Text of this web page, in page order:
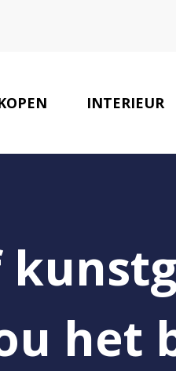
INTERIEUR
het